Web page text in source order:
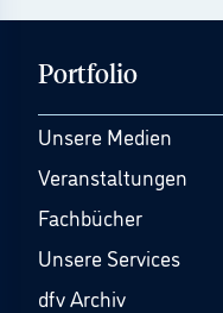
Portfolio
Unsere Medien
Veranstaltungen
Fachbücher
Unsere Services
dfv Archiv